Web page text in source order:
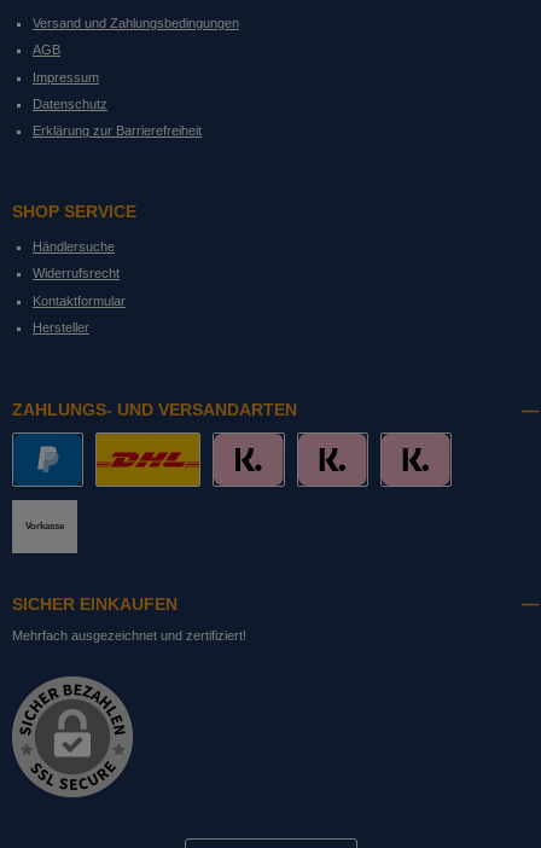
Versand und Zahlungsbedingungen
AGB
Impressum
Datenschutz
Erklärung zur Barrierefreiheit
SHOP SERVICE
Händlersuche
Widerrufsrecht
Kontaktformular
Hersteller
ZAHLUNGS- UND VERSANDARTEN
Vorkasse
SICHER EINKAUFEN
Mehrfach ausgezeichnet und zertifiziert!